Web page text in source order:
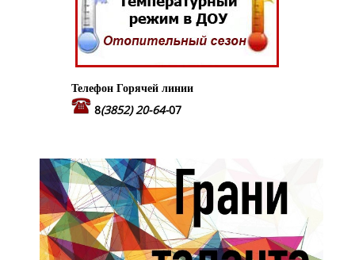
Телефон Горячей линии
8(3852) 20-64-07